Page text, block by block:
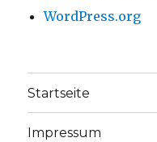
WordPress.org
Startseite
Impressum